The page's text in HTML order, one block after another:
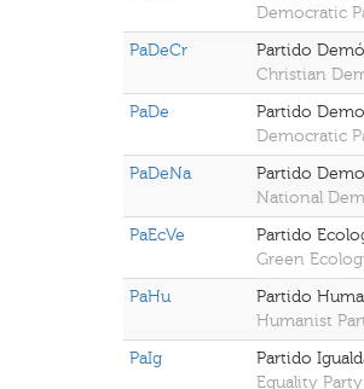
Democratic
PaDeCr
Partido
Christian
PaDe
Partido
Democratic
PaDeNa
Partido
National
PaEcVe
Partido
Green
PaHu
Partido
Humanist
PaIg
Partido
Equality Party